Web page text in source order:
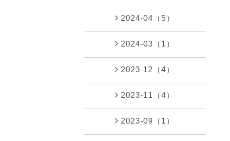
2024-04（5）
2024-03（1）
2023-12（4）
2023-11（4）
2023-09（1）